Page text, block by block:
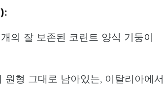
:
의 잘 보존된 코린트 양식 기둥이
원형 그대로 남아있는, 이탈리아에서